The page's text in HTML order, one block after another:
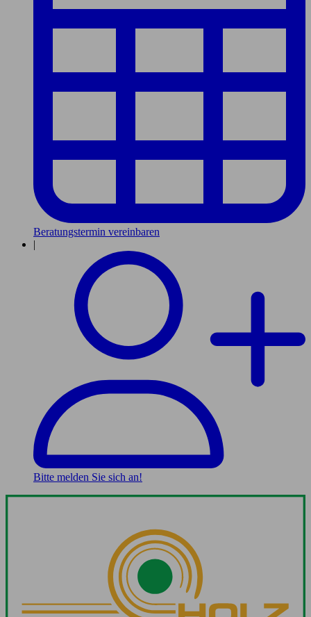
Beratungstermin vereinbaren
|
Bitte melden Sie sich an!